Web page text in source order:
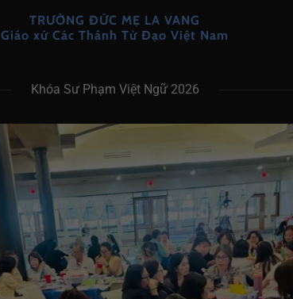
TRƯỜNG ĐỨC MẸ LA VANG
Giáo xứ Các Thánh Tử Đạo Việt Nam
Khóa Sư Phạm Việt Ngữ 2026